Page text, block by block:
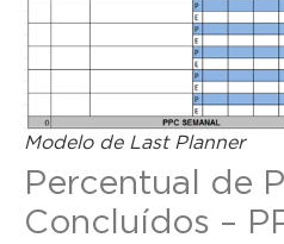
Modelo de Last Planner
Percentual de
Concluídos –